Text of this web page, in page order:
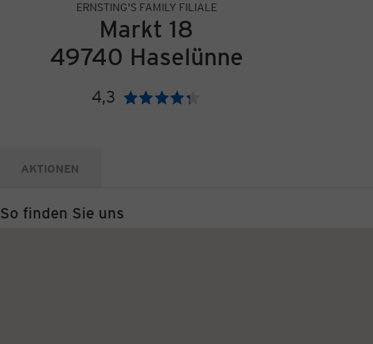
ERNSTING'S FAMILY FILIALE
Markt 18
49740 Haselünne
4,3 Bewertung:
AKTIONEN
So finden Sie uns